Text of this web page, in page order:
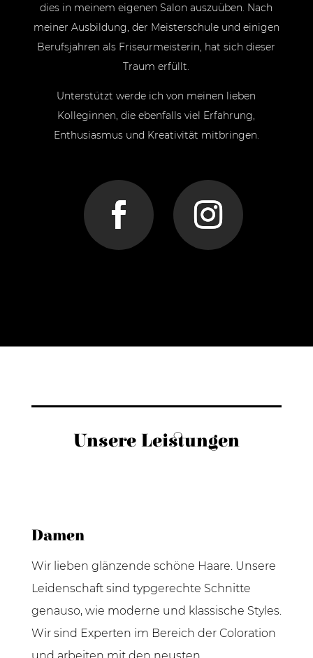
dies in meinem eigenen Salon auszuüben. Nach
meiner Ausbildung, der Meisterschule und einigen
Berufsjahren als Friseurmeisterin, hat sich dieser
Traum erfüllt.
Unterstützt werde ich von meinen lieben
Kolleginnen, die ebenfalls viel Erfahrung,
Enthusiasmus und Kreativität mitbringen.
Unsere Leistungen
Damen
Wir lieben glänzende schöne Haare. Unsere
Leidenschaft sind typgerechte Schnitte
genauso, wie moderne und klassische Styles.
Wir sind Experten im Bereich der Coloration